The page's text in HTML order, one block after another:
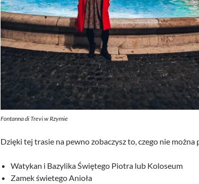
Fontanna di Trevi w Rzymie
Dzięki tej trasie na pewno zobaczysz to, czego nie można
Watykan i Bazylika Świętego Piotra lub Koloseum
Zamek świetego Anioła